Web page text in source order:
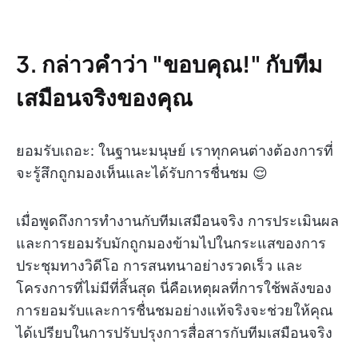
3. กล่าวคำว่า "ขอบคุณ!" กับทีม
เสมือนจริงของคุณ
ยอมรับเถอะ: ในฐานะมนุษย์ เราทุกคนต่างต้องการที่
จะรู้สึกถูกมองเห็นและได้รับการชื่นชม 😌
เมื่อพูดถึงการทำงานกับทีมเสมือนจริง การประเมินผล
และการยอมรับมักถูกมองข้ามไปในกระแสของการ
ประชุมทางวิดีโอ การสนทนาอย่างรวดเร็ว และ
โครงการที่ไม่มีที่สิ้นสุด นี่คือเหตุผลที่การใช้พลังของ
การยอมรับและการชื่นชมอย่างแท้จริงจะช่วยให้คุณ
ได้เปรียบในการปรับปรุงการสื่อสารกับทีมเสมือนจริง